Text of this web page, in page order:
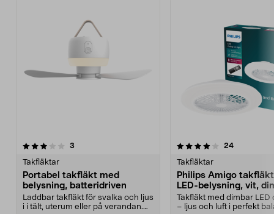
3
Takfläktar
Portabel takfläkt med
belysning, batteridriven
Laddbar takfläkt för svalka och ljus
i i tält, uterum eller på verandan.
4.0 av 5 stjärnor 24recensioner
Takfläktar
Philips Amigo
LED-belysning, vit,
Takfläkt med dimbar LED
– ljus och luft i perfekt
3.5 av 5 stjärnor